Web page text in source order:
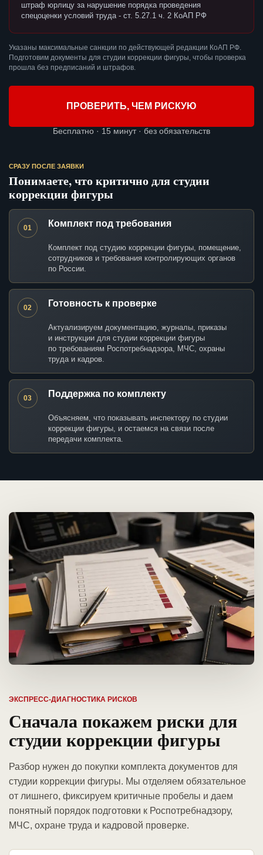
штраф юрлицу за нарушение порядка проведения
спецоценки условий труда - ст. 5.27.1 ч. 2 КоАП РФ
Указаны максимальные санкции по действующей редакции КоАП РФ.
Подготовим документы для студии коррекции фигуры, чтобы проверка
прошла без предписаний и штрафов.
ПРОВЕРИТЬ, ЧЕМ РИСКУЮ
Бесплатно · 15 минут · без обязательств
СРАЗУ ПОСЛЕ ЗАЯВКИ
Понимаете, что критично для студии
коррекции фигуры
01 Комплект под требования
Комплект под студию коррекции фигуры, помещение,
сотрудников и требования контролирующих органов
по России.
02 Готовность к проверке
Актуализируем документацию, журналы, приказы
и инструкции для студии коррекции фигуры
по требованиям Роспотребнадзора, МЧС, охраны
труда и кадров.
03 Поддержка по комплекту
Объясняем, что показывать инспектору по студии
коррекции фигуры, и остаемся на связи после
передачи комплекта.
ЭКСПРЕСС-ДИАГНОСТИКА РИСКОВ
Сначала покажем риски для
студии коррекции фигуры
Разбор нужен до покупки комплекта документов для
студии коррекции фигуры. Мы отделяем обязательное
от лишнего, фиксируем критичные пробелы и даем
понятный порядок подготовки к Роспотребнадзору,
МЧС, охране труда и кадровой проверке.